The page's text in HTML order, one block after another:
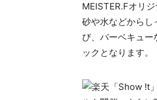
MEISTER.Fオリ
砂や水などからし
び、バーベキュー
ックとなります。